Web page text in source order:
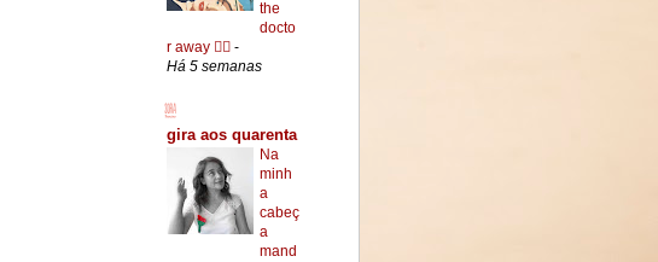
the
docto
r away ✍🏻 -
Há 5 semanas
gira aos quarenta
Na
minh
a
cabeç
a
mand